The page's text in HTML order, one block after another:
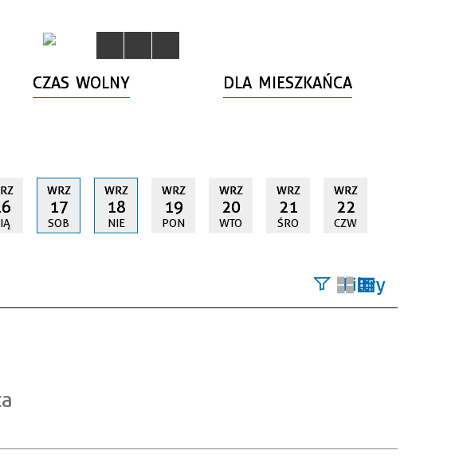
CZAS WOLNY DLA MIESZKAŃCA
WRZ
17
SOB
WRZ
18
NIE
WRZ
19
PON
WRZ
20
WTO
WRZ
21
ŚRO
WRZ
22
CZW
Filtry